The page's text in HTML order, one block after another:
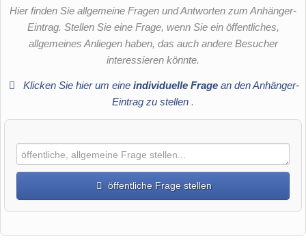
Hier finden Sie allgemeine Fragen und Antworten zum Anhänger-
Eintrag. Stellen Sie eine Frage, wenn Sie ein öffentliches,
allgemeines Anliegen haben, das auch andere Besucher
interessieren könnte.
Klicken Sie hier um eine individuelle Fragean den Anhänger-
Eintrag zu stellen .
öffentliche Frage stellen